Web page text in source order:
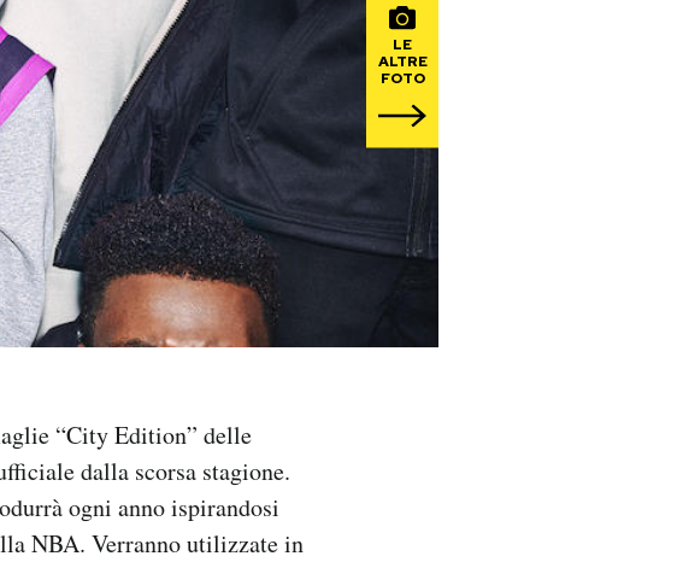
LE
ALTRE
FOTO
“City Edition” delle
dalla scorsa stagione.
ogni anno ispirandosi
NBA. Verranno utilizzate in